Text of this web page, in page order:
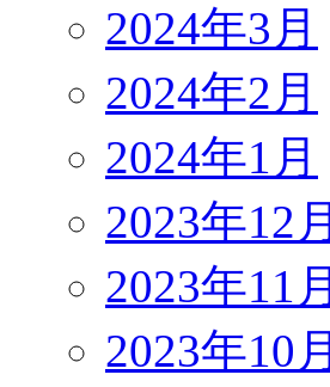
2024年3月
2024年2月
2024年1月
2023年12月
2023年11月
2023年10月